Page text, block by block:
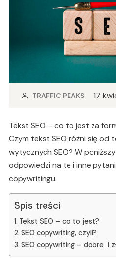
TRAFFIC PEAKS 17
Tekst SEO – co to jest za
Czym tekst SEO różni się od
wytycznych SEO? W
odpowiedzi na te i inne
copywritingu.
Spis treści
Tekst SEO – co to jest?
SEO copywriting, czyli?
SEO copywriting – dobre i